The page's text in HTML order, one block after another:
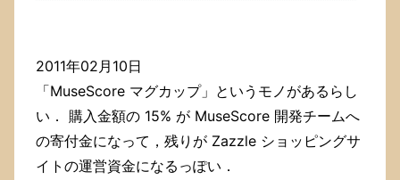
2011年02月10日
「MuseScore マグカップ」というモノがあるらし
い． 購入金額の 15% が MuseScore 開発チームへ
の寄付金になって，残りが Zazzle ショッピングサ
イトの運営資金になるっぽい．